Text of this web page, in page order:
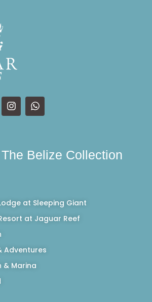
Belize Collection
at Sleeping Giant
at Jaguar Reef
Adventures
& Marina